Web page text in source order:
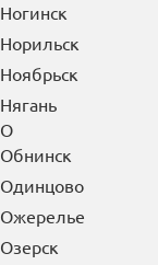
Ногинск
Норильск
Ноябрьск
Нягань
О
Обнинск
Одинцово
Ожерелье
Озерск